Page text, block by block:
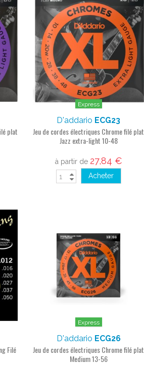
plat
Express
D'addario ECG23
Jeu de cordes électriques Chrome filé plat
Jazz extra-light 10-48
à partir de 27,84 €
Acheter
Filé
Express
D'addario ECG26
Jeu de cordes électriques Chrome filé plat
Medium 13-56